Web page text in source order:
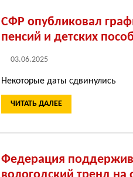
СФР опубликовал
пенсий и детских
03.06.2025
Некоторые даты сдвинулись
ЧИТАТЬ ДАЛЕЕ
Федерация